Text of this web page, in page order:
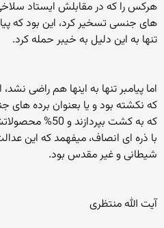
هرکس را که در مقابلش ایستاد سلاخی
های جنسی تسخیر کرد، این بود که
تنها به این دلیل به خیبر حمله کرد.
اما پیامبر تنها به اینها هم راضی
که نکشته بود و یا بعنوان برده های
که به کشت
با ذره ای انصاف، میفهمد که این
شیطانی و غیر مقدس بود.
آیت الله منتظری